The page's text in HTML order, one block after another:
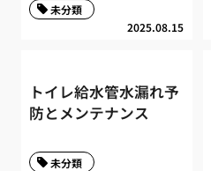
2025.08.15
未分類
トイレ給水管水漏れ予
防とメンテナンス
未分類